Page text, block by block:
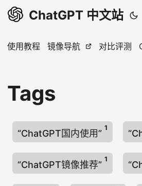
ChatGPT 中文站
使用教程 镜像导航 对比评测
Tags
“ChatGPT国内使用”
1
“ChatGPT镜像推荐”
1